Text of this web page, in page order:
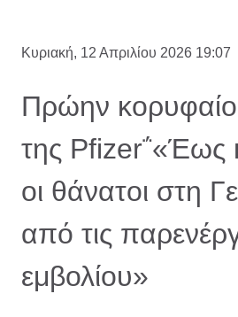
Κυριακή, 12 Απριλίου 2026 19:07
Πρώην κορυφαίο
της Pfizer΅«Έως
οι θάνατοι στη
από τις
εμβολίου»